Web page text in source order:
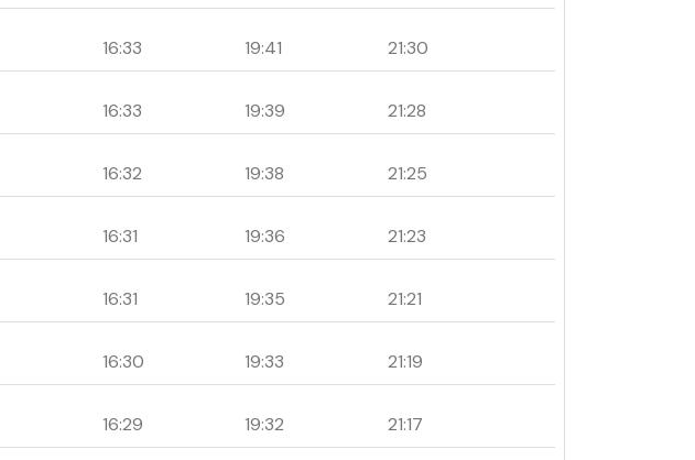
16:33 19:41 21:30
16:33 19:39 21:28
16:32 19:38 21:25
16:31 19:36 21:23
16:31 19:35 21:21
16:30 19:33 21:19
16:29 19:32 21:17